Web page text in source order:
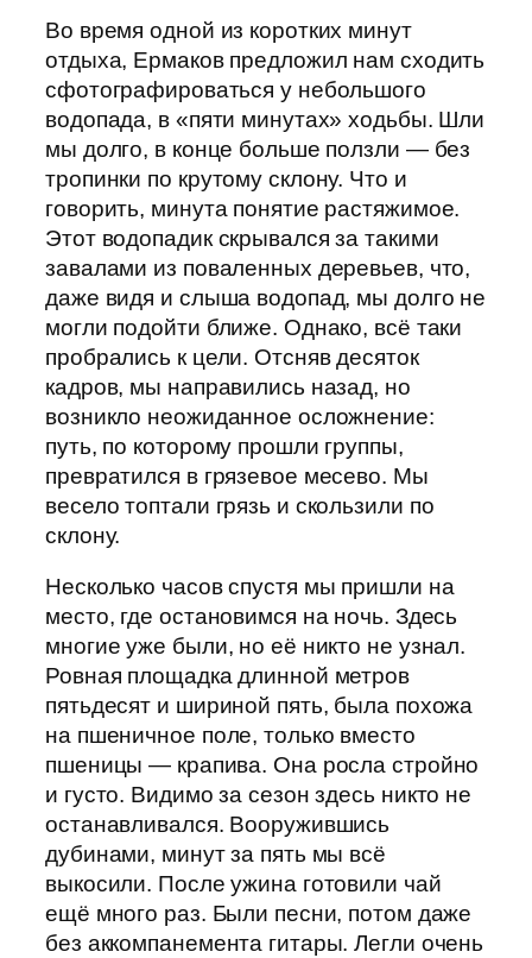
Во время одной из коротких минут
отдыха, Ермаков предложил нам сходить
сфотографироваться у небольшого
водопада, в «пяти минутах» ходьбы. Шли
мы долго, в конце больше ползли — без
тропинки по крутому склону. Что и
говорить, минута понятие растяжимое.
Этот водопадик скрывался за такими
завалами из поваленных деревьев, что,
даже видя и слыша водопад, мы долго не
могли подойти ближе. Однако, всё таки
пробрались к цели. Отсняв десяток
кадров, мы направились назад, но
возникло неожиданное осложнение:
путь, по которому прошли группы,
превратился в грязевое месево. Мы
весело топтали грязь и скользили по
склону.
Несколько часов спустя мы пришли на
место, где остановимся на ночь. Здесь
многие уже были, но её никто не узнал.
Ровная площадка длинной метров
пятьдесят и шириной пять, была похожа
на пшеничное поле, только вместо
пшеницы — крапива. Она росла стройно
и густо. Видимо за сезон здесь никто не
останавливался. Вооружившись
дубинами, минут за пять мы всё
выкосили. После ужина готовили чай
ещё много раз. Были песни, потом даже
без аккомпанемента гитары. Легли очень